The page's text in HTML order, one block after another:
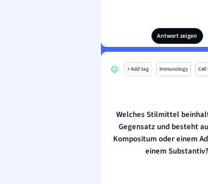
Antwort zeigen
+ Add tag Immunology
Welches Stilmittel
Gegensatz und besteht
Kompositum oder einem
einem Substantiv?